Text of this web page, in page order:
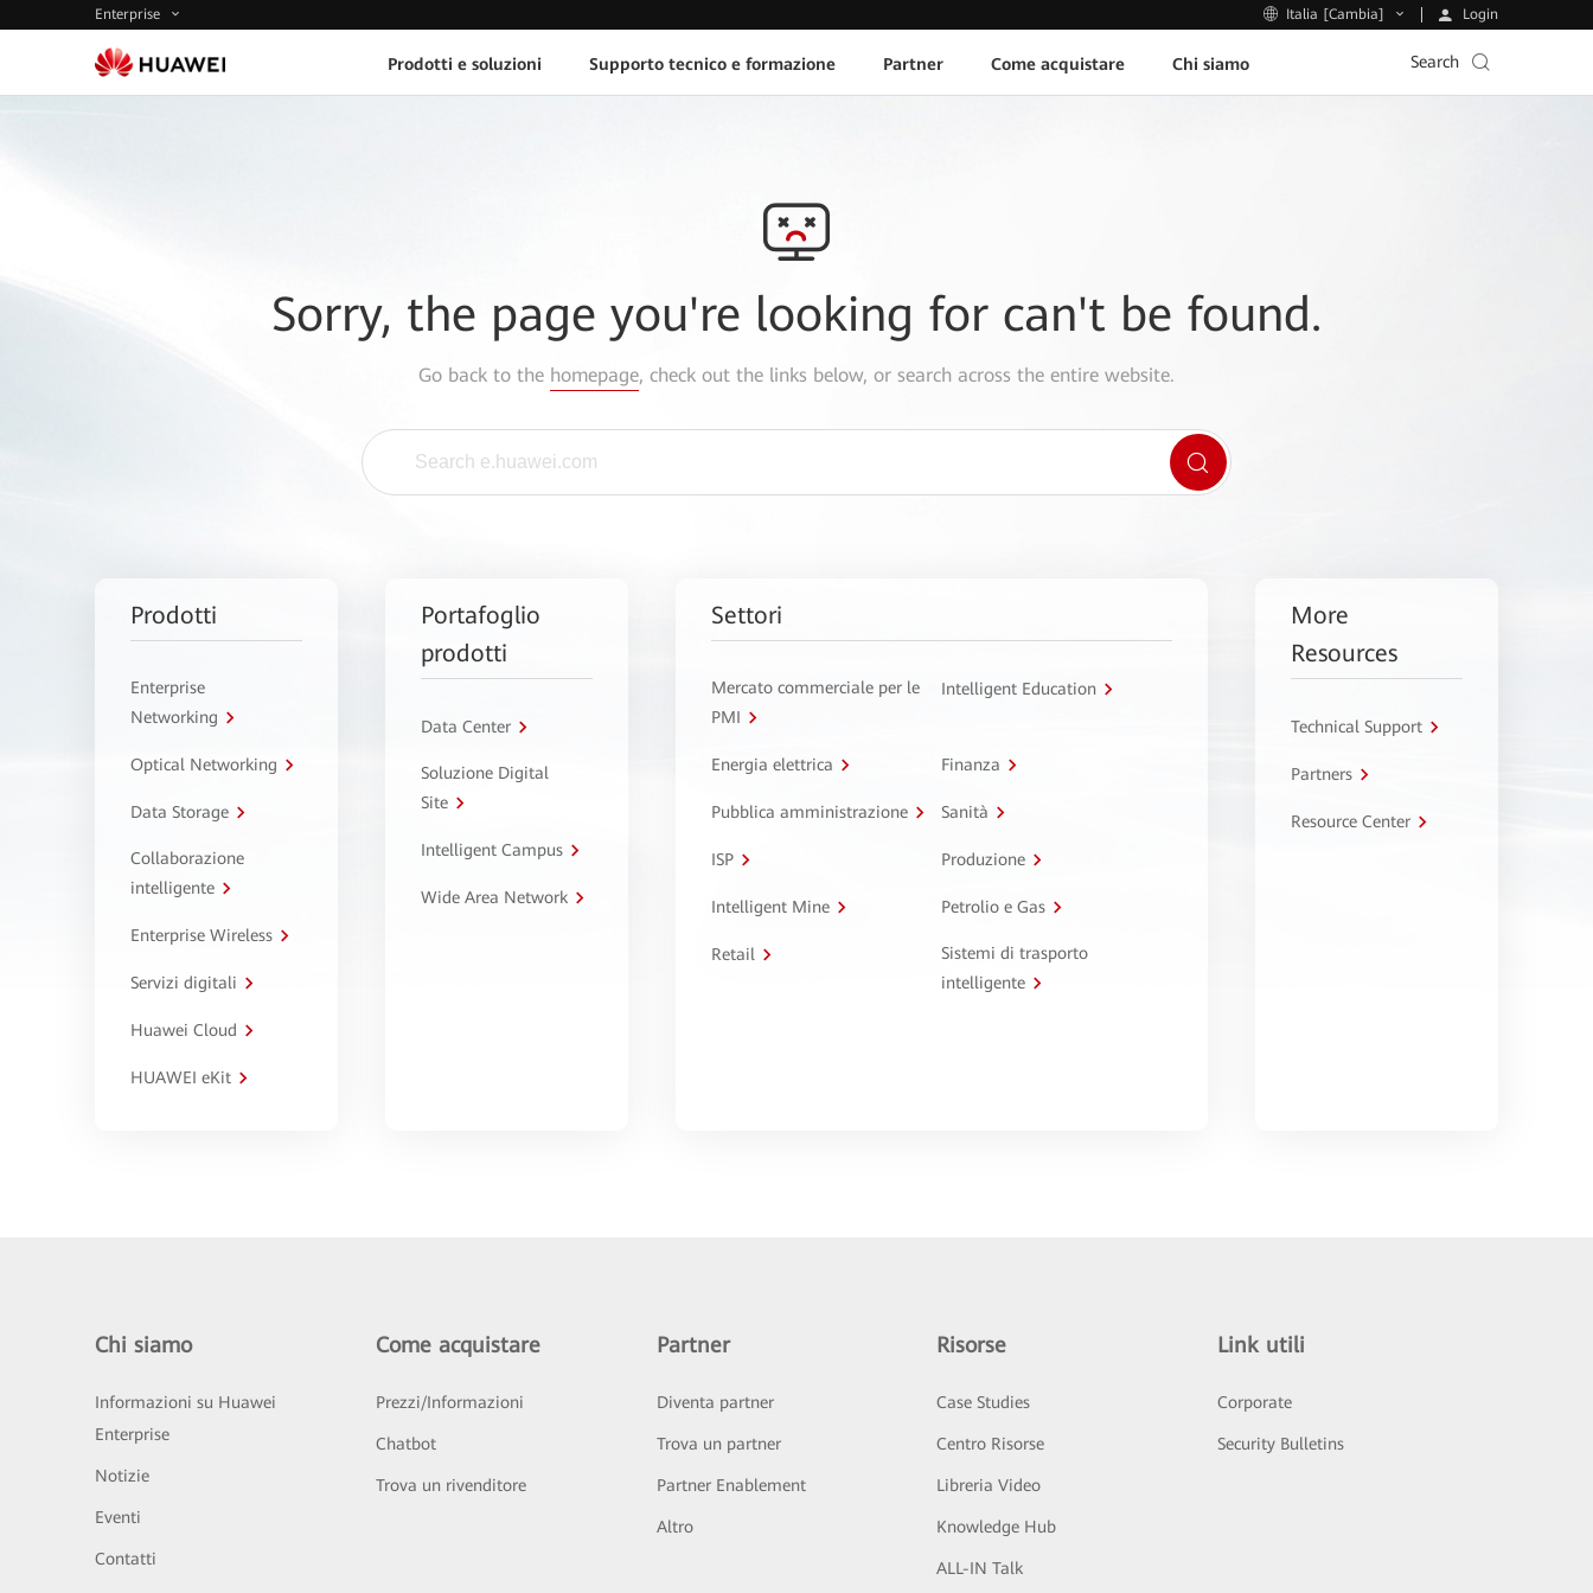
Enterprise Italia [Cambia] Login
Prodotti e soluzioni Supporto tecnico e formazione Partner Come acquistare Chi siamo Search
Sorry, the page you're looking for can't be found.
Go back to the homepage, check out the links below, or search across the entire website.
Prodotti
Enterprise
Networking
Optical Networking
Data Storage
Collaborazione
intelligente
Enterprise Wireless
Servizi digitali
Huawei Cloud
HUAWEI eKit
Portafoglio
prodotti
Data Center
Soluzione Digital
Site
Intelligent Campus
Wide Area Network
Settori
Mercato commerciale per le
PMI
Intelligent Education
Energia elettrica Finanza
Pubblica amministrazione Sanità
ISP Produzione
Intelligent Mine Petrolio e Gas
Retail
Sistemi di trasporto
intelligente
More
Resources
Technical Support
Partners
Resource Center
Chi siamo
Informazioni su Huawei
Enterprise
Notizie
Eventi
Contatti
Come acquistare
Prezzi/Informazioni
Chatbot
Trova un rivenditore
Partner
Diventa partner
Trova un partner
Partner Enablement
Altro
Risorse
Case Studies
Centro Risorse
Libreria Video
Knowledge Hub
ALL-IN Talk
Link utili
Corporate
Security Bulletins